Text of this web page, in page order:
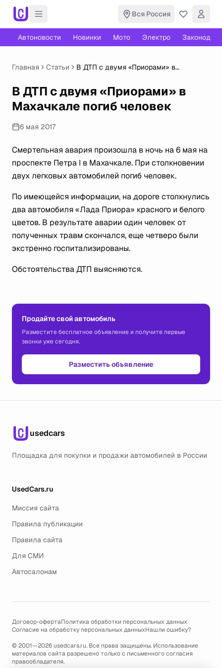
Вся Россия
Автоновости Новинки Мото Электро
Главная Статьи
В ДТП с двумя «Приорами» в
В ДТП с двумя «Приорами» в
Махачкале погиб человек
6 мая 2017
Смертельная авария произошла в ночь на 6 мая на
проспекте Петра I в Махачкале. При столкновении
двух легковых автомобилей погиб человек.
По имеющейся информации, на дороге столкнулись
два автомобиля «Лада Приора» красного и белого
цветов. В результате аварии один человек от
полученных травм скончался, еще четверо были
экстренно госпитализированы.
Обстоятельства ДТП выясняются.
Продайте свой автомобиль
Разместите бесплатное объявление и получите первые
звонки уже сегодня.
Разместить объявление
usedcars
Площадка для покупки и продажи автомобилей в России
UsedCars.ru
Миссия сайта
Правила публикации
Правила сайта
Для СМИ
Автосалонам
Договор-офертаПолитика обработки персональных данных
Согласие на обработку персональных данныхНашли ошибку?
© 2001—2026 usedcars.ru. Все права защищены. Использование
материалов сайта разрешено только с письменного согласия
правообладателя.